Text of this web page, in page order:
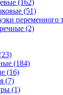
(162)
(51)
переменного
(2)
(184)
(16)
(7)
(1)